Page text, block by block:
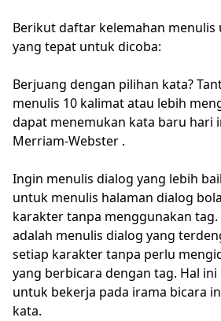
Berikut daftar kelemahan menulis
yang tepat untuk dicoba:
Berjuang dengan pilihan kata?
menulis 10 kalimat atau lebih
dapat menemukan kata baru hari
Merriam-Webster .
Ingin menulis dialog yang lebih
untuk menulis halaman dialog
karakter tanpa menggunakan tag.
adalah menulis dialog yang
setiap karakter tanpa perlu
yang berbicara dengan tag. Hal
untuk bekerja pada irama bicara
kata.